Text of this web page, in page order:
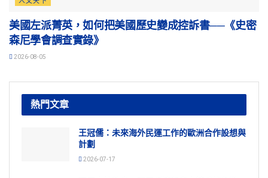
美國左派菁英，如何把美國歷史變成控訴書──《史密
森尼學會調查實錄》
2026-08-05
熱門文章
王冠儒：未來海外民運工作的歐洲合作設想與
計劃
2026-07-17